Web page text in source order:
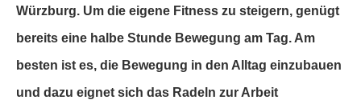
Würzburg. Um die eigene Fitness zu steigern, genügt
bereits eine halbe Stunde Bewegung am Tag. Am
besten ist es, die Bewegung in den Alltag einzubauen
und dazu eignet sich das Radeln zur Arbeit